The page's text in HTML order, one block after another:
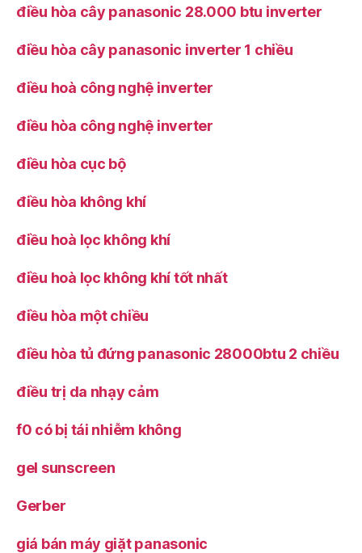
điều hòa cây panasonic 28.000 btu inverter
điều hòa cây panasonic inverter 1 chiều
điều hoà công nghệ inverter
điều hòa công nghệ inverter
điều hòa cục bộ
điều hòa không khí
điều hoà lọc không khí
điều hoà lọc không khí tốt nhất
điều hòa một chiều
điều hòa tủ đứng panasonic 28000btu 2 chiều
điều trị da nhạy cảm
f0 có bị tái nhiễm không
gel sunscreen
Gerber
giá bán máy giặt panasonic